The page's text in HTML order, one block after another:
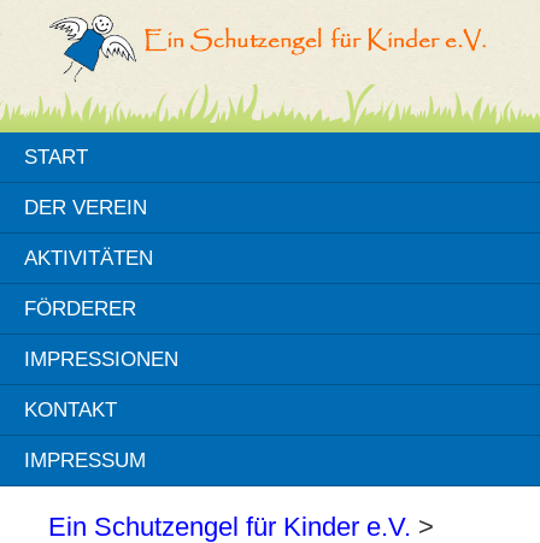
START
DER VEREIN
AKTIVITÄTEN
FÖRDERER
IMPRESSIONEN
KONTAKT
IMPRESSUM
Ein Schutzengel für Kinder e.V. >